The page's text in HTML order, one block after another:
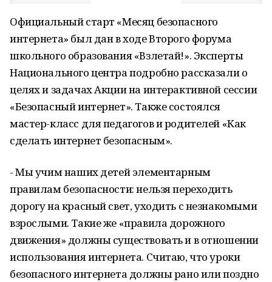
Официальный старт «Месяц безопасного
интернета» был дан в ходе Второго форума
школьного образования «Взлетай!». Эксперты
Национального центра подробно рассказали о
целях и задачах Акции на интерактивной сессии
«Безопасный интернет». Также состоялся
мастер-класс для педагогов и родителей «Как
сделать интернет безопасным».
- Мы учим наших детей элементарным
правилам безопасности: нельзя переходить
дорогу на красный свет, уходить с незнакомыми
взрослыми. Такие же «правила дорожного
движения» должны существовать и в отношении
использования интернета. Считаю, что уроки
безопасного интернета должны рано или поздно